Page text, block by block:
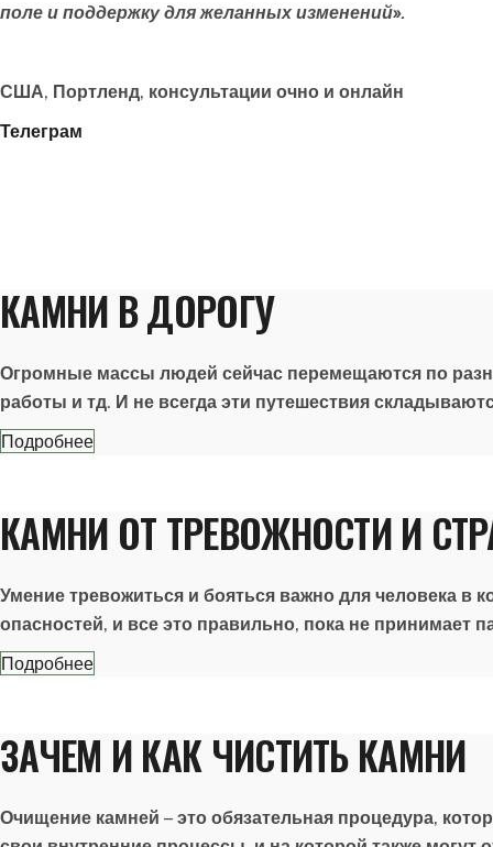
поле и поддержку для желанных изменений».
США, Портленд, консультации очно и онлайн
Телеграм
КАМНИ В ДОРОГУ
Огромные массы людей сейчас перемещаются по
работы и тд. И не всегда эти путешествия
Подробнее
КАМНИ ОТ ТРЕВОЖНОСТИ И
Умение тревожиться и бояться важно для человека
опасностей, и все это правильно, пока не принимает
Подробнее
ЗАЧЕМ И КАК ЧИСТИТЬ КАМНИ
Очищение камней – это обязательная процедура,